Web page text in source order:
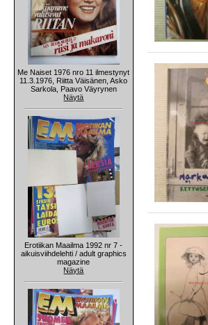
Me Naiset 1976 nro 11 ilmestynyt
11.3.1976, Riitta Väisänen, Asko
Sarkola, Paavo Väyrynen
Näytä
Erotiikan Maailma 1992 nr 7 -
aikuisviihdelehti / adult graphics
magazine
Näytä